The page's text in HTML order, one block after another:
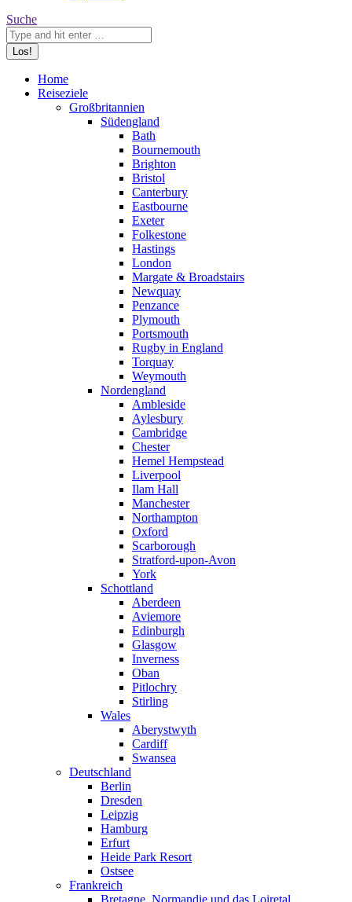
Search:
Suche
Home
Reiseziele
Großbritannien
Südengland
Bath
Bournemouth
Brighton
Bristol
Canterbury
Eastbourne
Exeter
Folkestone
Hastings
London
Margate & Broadstairs
Newquay
Penzance
Plymouth
Portsmouth
Rugby in England
Torquay
Weymouth
Nordengland
Ambleside
Aylesbury
Cambridge
Chester
Hemel Hempstead
Liverpool
Ilam Hall
Manchester
Northampton
Oxford
Scarborough
Stratford-upon-Avon
York
Schottland
Aberdeen
Aviemore
Edinburgh
Glasgow
Inverness
Oban
Pitlochry
Stirling
Wales
Aberystwyth
Cardiff
Swansea
Deutschland
Berlin
Dresden
Leipzig
Hamburg
Erfurt
Heide Park Resort
Ostsee
Frankreich
Bretagne, Normandie und das Loiretal